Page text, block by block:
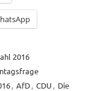
2016
, AfD, CDU , Die